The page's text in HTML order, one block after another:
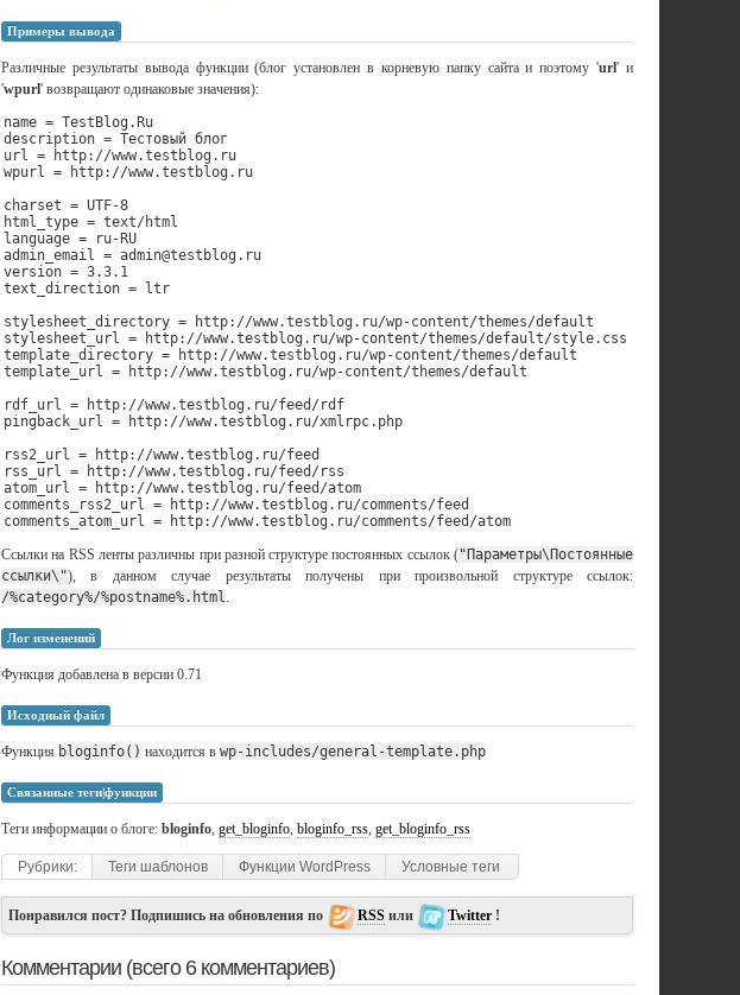
Примеры вывода
Различные результаты вывода функции (блог установлен в корневую папку сайта и поэтому 'url' и
'wpurl' возвращают одинаковые значения):
name = TestBlog.Ru
description = Тестовый блог
url = http://www.testblog.ru
wpurl = http://www.testblog.ru
charset = UTF-8
html_type = text/html
language = ru-RU
admin_email = admin@testblog.ru
version = 3.3.1
text_direction = ltr
stylesheet_directory = http://www.testblog.ru/wp-content/themes/default
stylesheet_url = http://www.testblog.ru/wp-content/themes/default/style.css
template_directory = http://www.testblog.ru/wp-content/themes/default
template_url = http://www.testblog.ru/wp-content/themes/default
rdf_url = http://www.testblog.ru/feed/rdf
pingback_url = http://www.testblog.ru/xmlrpc.php
rss2_url = http://www.testblog.ru/feed
rss_url = http://www.testblog.ru/feed/rss
atom_url = http://www.testblog.ru/feed/atom
comments_rss2_url = http://www.testblog.ru/comments/feed
comments_atom_url = http://www.testblog.ru/comments/feed/atom
Ссылки на RSS ленты различны при разной структуре постоянных ссылок ("Параметры\Постоянные
ссылки\"), в данном случае результаты получены при произвольной структуре ссылок:
/%category%/%postname%.html.
Лог изменений
Функция добавлена в версии 0.71
Исходный файл
Функция bloginfo() находится в wp-includes/general-template.php
Связанные теги|функции
Теги информации о блоге: bloginfo, get_bloginfo, bloginfo_rss, get_bloginfo_rss
Рубрики: Теги шаблонов Функции WordPress Условные теги
Понравился пост? Подпишись на обновления по RSS или Twitter !
Комментарии (всего 6 комментариев)